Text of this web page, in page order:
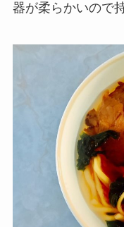
器が柔らかいので